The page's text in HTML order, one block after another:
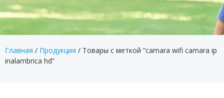
Главная / Продукция / Товары с меткой “camara wifi camara ip
inalambrica hd”